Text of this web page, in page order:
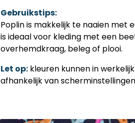
Gebruikstips:
Poplin is makkelijk te naaien met
is ideaal voor kleding met een
overhemdkraag, beleg of plooi.
Let op: kleuren kunnen in
afhankelijk van